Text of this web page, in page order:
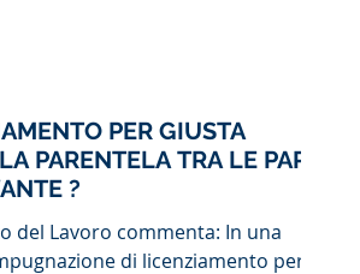
PER GIUSTA
PARENTELA TRA LE PARTI
?
di licenziamento per